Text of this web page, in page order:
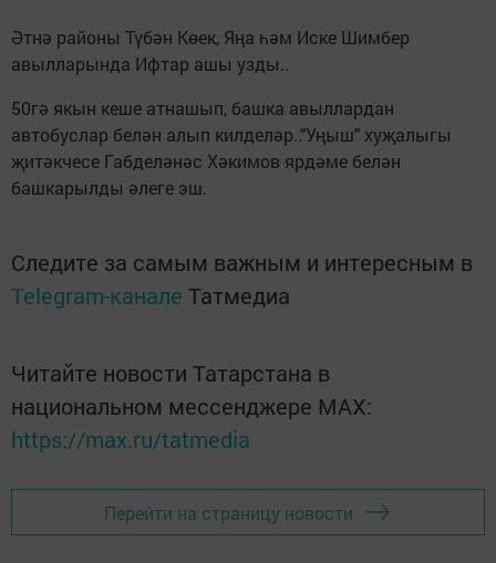
Әтнә районы Түбән Көек, Яңа һәм Иске Шимбер
авылларында Ифтар ашы узды..
50гә якын кеше атнашып, башка авыллардан
автобуслар белән алып килделәр.."Уңыш" хуҗалыгы
җитәкчесе Габделәнәс Хәкимов ярдәме белән
башкарылды әлеге эш.
Следите за самым важным и интересным в
Telegram-канале Татмедиа
Читайте новости Татарстана в
национальном мессенджере MАХ:
https://max.ru/tatmedia
Перейти на страницу новости